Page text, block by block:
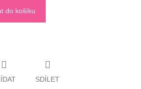
do košíku
SDÍLET